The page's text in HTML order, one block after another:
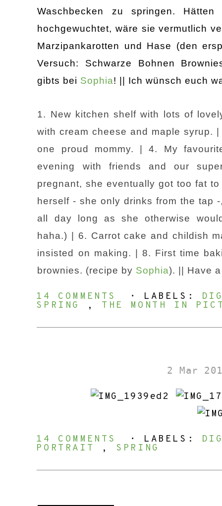
Waschbecken zu springen.
hochgewuchtet, wäre sie vermutlich
Marzipankarotten und Hase (den
Versuch: Schwarze Bohnen
gibts bei Sophia! || Ich wünsch euch
1. New kitchen shelf with lots of
with cream cheese and maple syrup.
one proud mommy. | 4. My
evening with friends and our
pregnant, she eventually got too fat
herself - she only drinks from the tap
all day long as she otherwise
haha.) | 6. Carrot cake and childish
insisted on making. | 8. First time
brownies. (recipe by Sophia). || Have
14 COMMENTS ⋅ LABELS:
SPRING , THE MONTH IN
2 Mar
14 COMMENTS ⋅ LABELS:
PORTRAIT , SPRING